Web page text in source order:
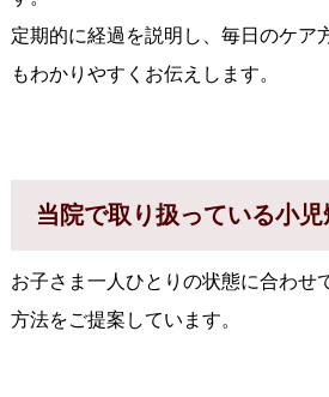
定期的に経過を説明し、毎日のケア
もわかりやすくお伝えします。
当院で取り扱っている小
お子さま一人ひとりの状態に合わせ
方法をご提案しています。